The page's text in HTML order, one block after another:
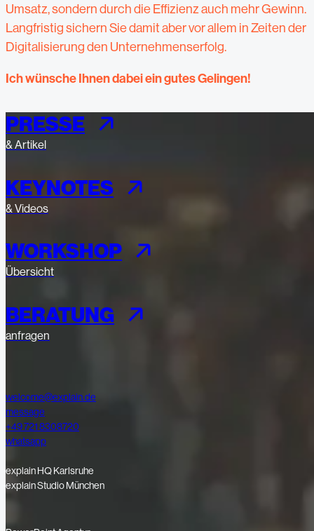
Umsatz, sondern durch die Effizienz auch mehr Gewinn.
Langfristig sichern Sie damit aber vor allem in Zeiten der
Digitalisierung den Unternehmenserfolg.
Ich wünsche Ihnen dabei ein gutes Gelingen!
PRESSE
& Artikel
KEYNOTES
& Videos
WORKSHOP
Übersicht
BERATUNG
anfragen
welcome@explain.de
message
+49 721 8308720
whatsapp
explain HQ Karlsruhe
explain Studio München